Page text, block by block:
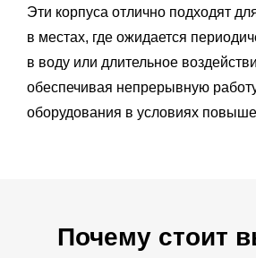
Эти корпуса отлично подходят
в местах, где ожидается
в воду или длительное
обеспечивая непрерывную
оборудования в условиях
Почему стоит